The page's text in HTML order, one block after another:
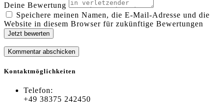
Deine Bewertung
Speichere meinen Namen, die E-Mail-Adresse und die
Website in diesem Browser für zukünftige Bewertungen
Jetzt bewerten
Kontaktmöglichkeiten
Telefon:
+49 38375 242450